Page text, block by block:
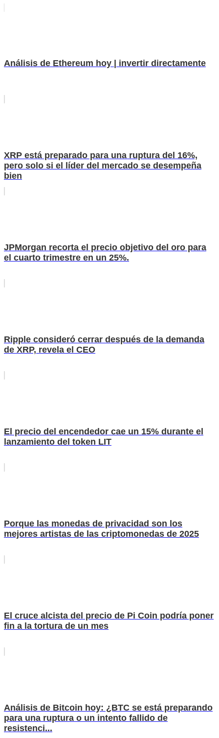
Análisis de Ethereum hoy | invertir directamente
XRP está preparado para una ruptura del 16%,
pero solo si el líder del mercado se desempeña
bien
JPMorgan recorta el precio objetivo del oro para
el cuarto trimestre en un 25%.
Ripple consideró cerrar después de la demanda
de XRP, revela el CEO
El precio del encendedor cae un 15% durante el
lanzamiento del token LIT
Porque las monedas de privacidad son los
mejores artistas de las criptomonedas de 2025
El cruce alcista del precio de Pi Coin podría poner
fin a la tortura de un mes
Análisis de Bitcoin hoy: ¿BTC se está preparando
para una ruptura o un intento fallido de
resistenci...